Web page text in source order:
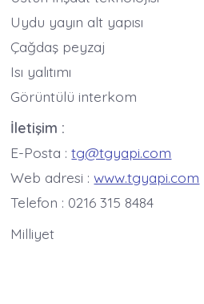
Uydu yayın alt yapısı
Çağdaş peyzaj
Isı yalıtımı
Görüntülü interkom
İletişim :
E-Posta :tg@tgyapi.com
Web adresi :www.tgyapi.com
Telefon : 0216 315 8484
Milliyet